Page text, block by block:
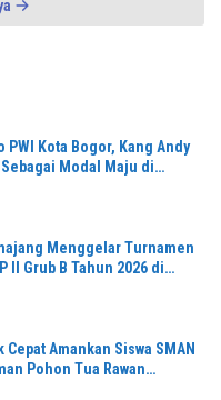
Kota Bogor, Kang Andy
Modal Maju di
Menggelar Turnamen
II Grub B Tahun 2026 di
Cepat Amankan Siswa SMAN
Pohon Tua Rawan